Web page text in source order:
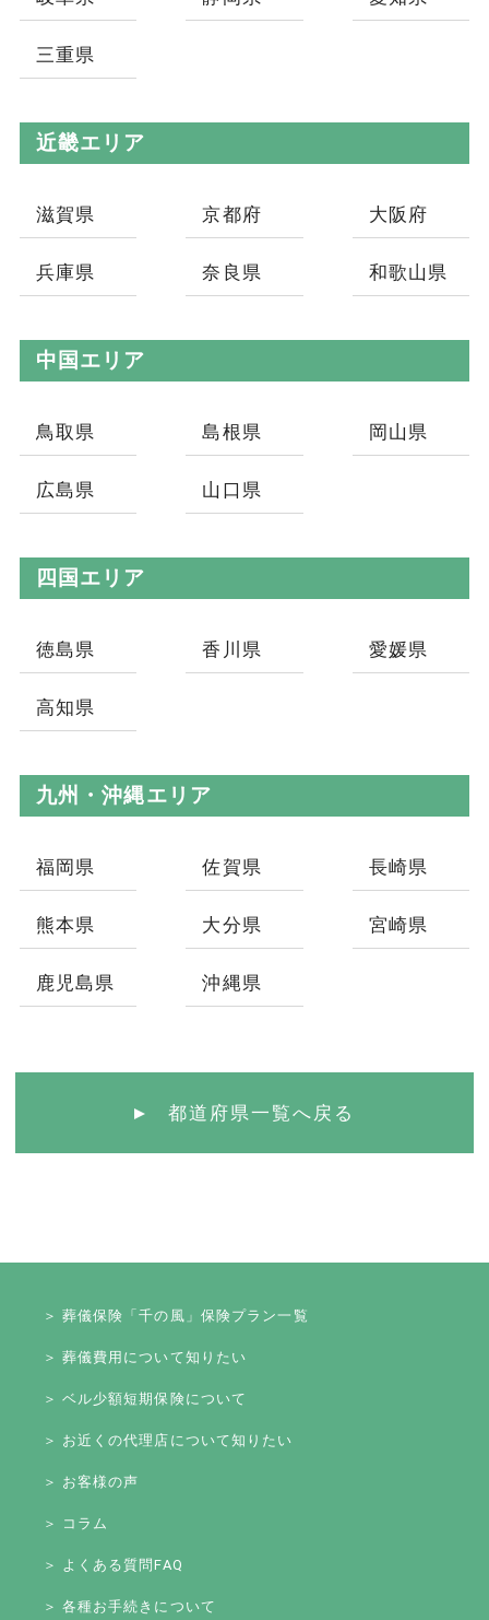
三重県
近畿エリア
滋賀県 京都府 大阪府
兵庫県 奈良県 和歌山県
中国エリア
鳥取県 島根県 岡山県
広島県 山口県
四国エリア
徳島県 香川県 愛媛県
高知県
九州・沖縄エリア
福岡県 佐賀県 長崎県
熊本県 大分県 宮崎県
鹿児島県 沖縄県
都道府県一覧へ戻る
＞ 葬儀保険「千の風」保険プラン一覧
＞ 葬儀費用について知りたい
＞ ベル少額短期保険について
＞ お近くの代理店について知りたい
＞ お客様の声
＞ コラム
＞ よくある質問FAQ
＞ 各種お手続きについて